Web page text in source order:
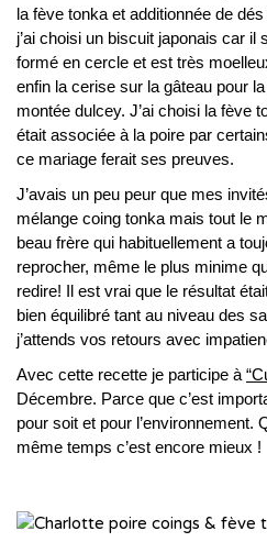
la fève tonka et additionnée de
j’ai choisi un biscuit japonais car il
formé en cercle et est très
enfin la cerise sur la gâteau pour
montée dulcey. J’ai choisi la fève
était associée à la poire par
ce mariage ferait ses preuves.
J’avais un peu peur que mes
mélange coing tonka mais tout le
beau frère qui habituellement a
reprocher, même le plus minime
redire! Il est vrai que le résultat
bien équilibré tant au niveau des
j’attends vos retours avec
Avec cette recette je participe à
Décembre. Parce que c’est
pour soit et pour l’environnement.
même temps c’est encore mieux !